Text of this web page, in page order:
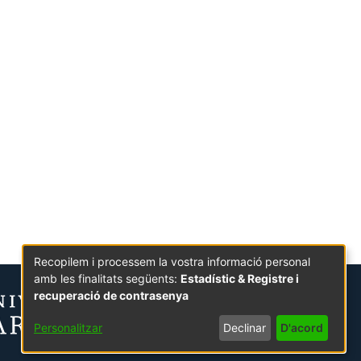
Recopilem i processem la vostra informació personal
amb les finalitats següents: Estadístic & Registre i
recuperació de contrasenya
Personalitzar Declinar D'acord